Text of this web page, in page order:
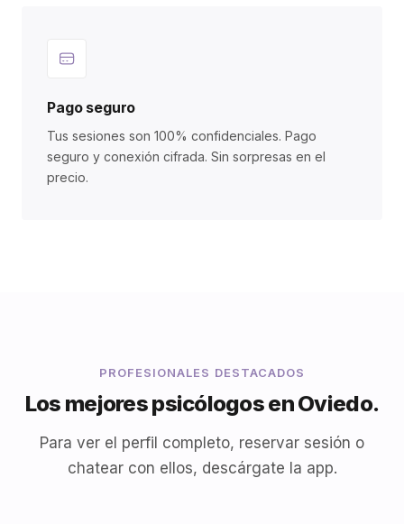
Pago seguro
Tus sesiones son 100% confidenciales. Pago
seguro y conexión cifrada. Sin sorpresas en el
precio.
PROFESIONALES DESTACADOS
Los mejores psicólogos en Oviedo.
Para ver el perfil completo, reservar sesión o
chatear con ellos, descárgate la app.